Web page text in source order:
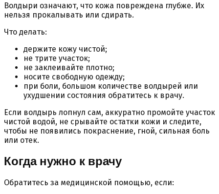
Волдыри означают, что кожа повреждена глубже. Их
нельзя прокалывать или сдирать.
Что делать:
держите кожу чистой;
не трите участок;
не заклеивайте плотно;
носите свободную одежду;
при боли, большом количестве волдырей или
ухудшении состояния обратитесь к врачу.
Если волдырь лопнул сам, аккуратно промойте участок
чистой водой, не срывайте остатки кожи и следите,
чтобы не появились покраснение, гной, сильная боль
или отек.
Когда нужно к врачу
Обратитесь за медицинской помощью, если: